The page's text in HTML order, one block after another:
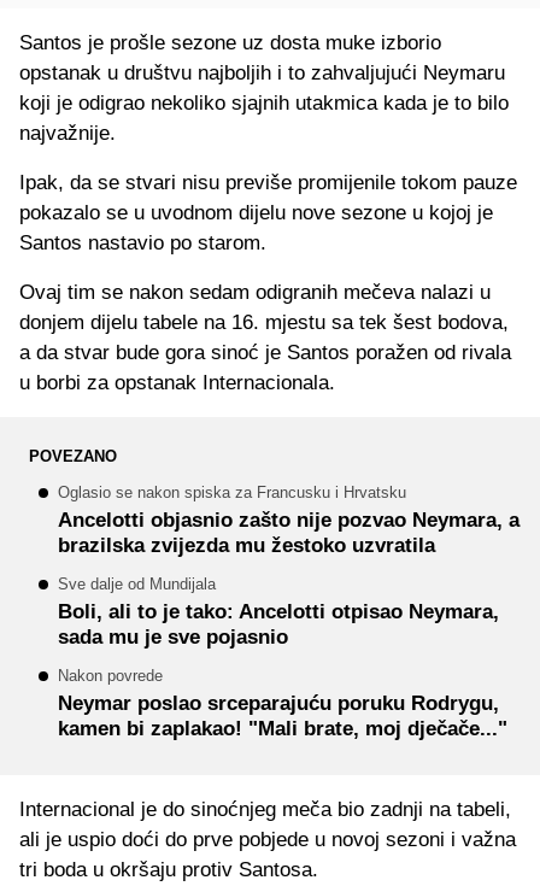
Santos je prošle sezone uz dosta muke izborio
opstanak u društvu najboljih i to zahvaljujući Neymaru
koji je odigrao nekoliko sjajnih utakmica kada je to bilo
najvažnije.
Ipak, da se stvari nisu previše promijenile tokom pauze
pokazalo se u uvodnom dijelu nove sezone u kojoj je
Santos nastavio po starom.
Ovaj tim se nakon sedam odigranih mečeva nalazi u
donjem dijelu tabele na 16. mjestu sa tek šest bodova,
a da stvar bude gora sinoć je Santos poražen od rivala
u borbi za opstanak Internacionala.
POVEZANO
Oglasio se nakon spiska za Francusku i Hrvatsku
Ancelotti objasnio zašto nije pozvao Neymara, a
brazilska zvijezda mu žestoko uzvratila
Sve dalje od Mundijala
Boli, ali to je tako: Ancelotti otpisao Neymara,
sada mu je sve pojasnio
Nakon povrede
Neymar poslao srceparajuću poruku Rodrygu,
kamen bi zaplakao! "Mali brate, moj dječače..."
Internacional je do sinoćnjeg meča bio zadnji na tabeli,
ali je uspio doći do prve pobjede u novoj sezoni i važna
tri boda u okršaju protiv Santosa.